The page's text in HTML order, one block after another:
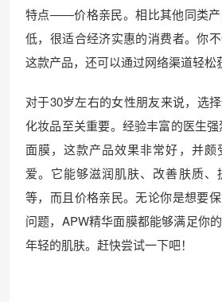
特点——价格亲民。相比其他同类
低，很适合经济实惠的消费者。你
这款产品，还可以通过网络渠道轻松
对于30岁左右的女性朋友来说，选
化妆品至关重要。经验丰富的医生
面膜，这款产品效果非常好，并颇
爱。它能够滋润肌肤、改善肤质
等，而且价格亲民。无论你是想要
问题，APW精华面膜都能够满足你
年轻的肌肤。赶快尝试一下吧！